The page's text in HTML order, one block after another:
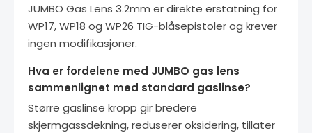
JUMBO Gas Lens 3.2mm er direkte erstatning for
WP17, WP18 og WP26 TIG-blåsepistoler og krever
ingen modifikasjoner.
Hva er fordelene med JUMBO gas lens
sammenlignet med standard gaslinse?
Større gaslinse kropp gir bredere
skjermgassdekning, reduserer oksidering, tillater